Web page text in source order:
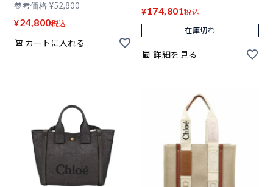
参考価格 ¥52,800
¥24,800税込
カートに入れる
¥174,801税込
在庫切れ
詳細を見る